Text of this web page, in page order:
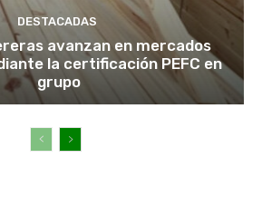
DESTACADAS
avanzan en mercados
la certificación PEFC en
grupo